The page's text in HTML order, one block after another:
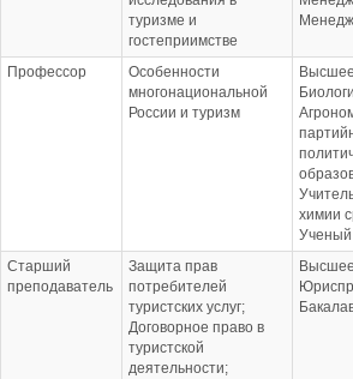
туризме и
гостеприимстве
Профессор
Особенности
многонациональной
России и туризм
химии
Ученый
Старший
преподаватель
Защита прав
потребителей
туристских услуг;
Договорное право в
туристской
деятельности;